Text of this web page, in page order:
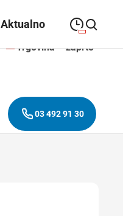
Aktualno
21:00
09:00—21:00
Trgovina – zaprto
03 492 91 30